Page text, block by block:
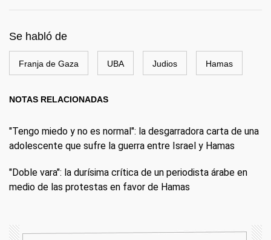
Se habló de
Franja de Gaza UBA Judios Hamas
NOTAS RELACIONADAS
"Tengo miedo y no es normal": la desgarradora carta de una
adolescente que sufre la guerra entre Israel y Hamas
"Doble vara": la durísima crítica de un periodista árabe en
medio de las protestas en favor de Hamas